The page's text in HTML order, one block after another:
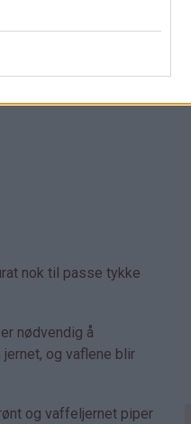
nok til passe tykke
nødvendig å
og vaflene blir
og vaffeljernet piper